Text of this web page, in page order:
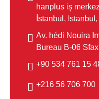
hanplus iş
İstanbul,
Av. hédi Nouira
Bureau B-06
48 15
700 706 56 216+